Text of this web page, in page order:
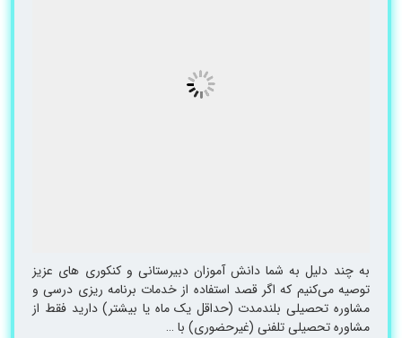
به چند دلیل به شما دانش آموزان دبیرستانی و کنکوری های عزیز
توصیه می‌کنیم که اگر قصد استفاده از خدمات برنامه ریزی درسی و
مشاوره تحصیلی بلندمدت (حداقل یک ماه یا بیشتر) دارید فقط از
مشاوره تحصیلی تلفنی (غیرحضوری) با …